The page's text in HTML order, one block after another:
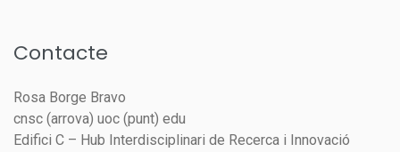
Contacte
Rosa Borge Bravo
cnsc (arrova) uoc (punt) edu
Edifici C – Hub Interdisciplinari de Recerca i Innovació